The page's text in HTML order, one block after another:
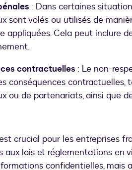
: Dans certaines
sont volés ou utilisés de
appliquées. Cela peut inclure
contractuelles : Le non-
conséquences contractuelles,
ou de partenariats, ainsi que
crucial pour les entreprises
aux lois et réglementations en
confidentielles, mais